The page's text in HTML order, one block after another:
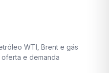
WTI, Brent e gás
e demanda